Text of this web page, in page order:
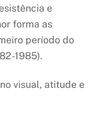
e
forma as
período do
1985).
visual, atitude e